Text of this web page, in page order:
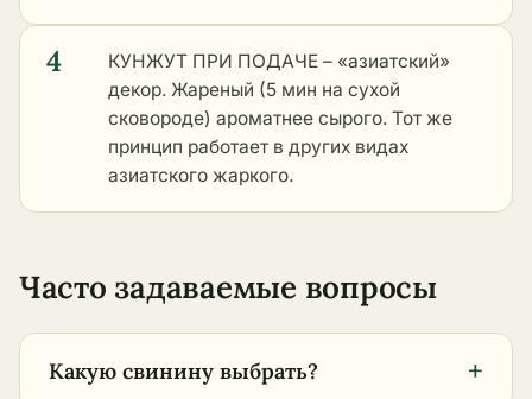
4
КУНЖУТ ПРИ ПОДАЧЕ – «азиатский»
декор. Жареный (5 мин на сухой
сковороде) ароматнее сырого. Тот же
принцип работает в других видах
азиатского жаркого.
Часто задаваемые вопросы
Какую свинину выбрать? +